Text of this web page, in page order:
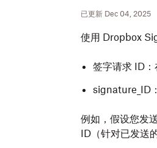
已更新 Dec 04, 2025
使用 Dropbox
签字请求 ID：
signature_ID
例如，假设您发
ID（针对已发送